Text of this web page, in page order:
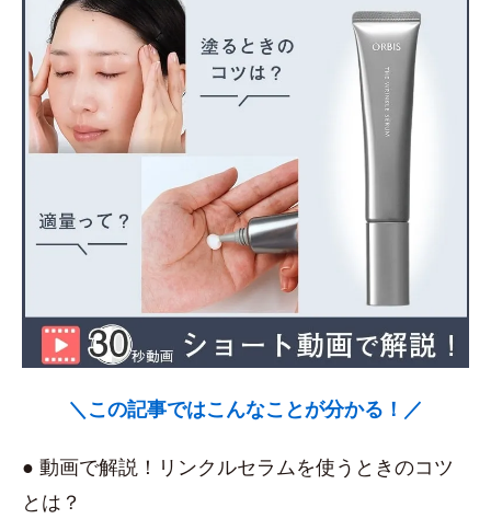
＼この記事ではこんなことが分かる！／
● 動画で解説！リンクルセラムを使うときのコツ
とは？